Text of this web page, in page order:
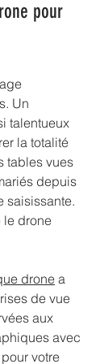
pour
Un
talentueux
la totalité
tables vues
depuis
saisissante.
le drone
drone a
de vue
aux
avec
votre